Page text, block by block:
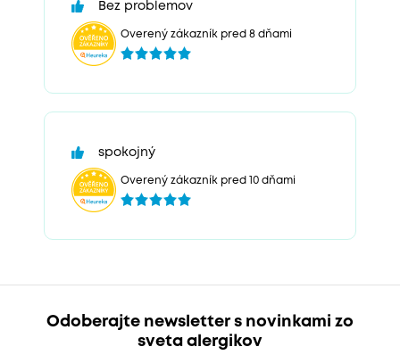
Bez problemov
Overený zákazník pred 8 dňami
spokojný
Overený zákazník pred 10 dňami
Odoberajte newsletter s novinkami zo
sveta alergikov